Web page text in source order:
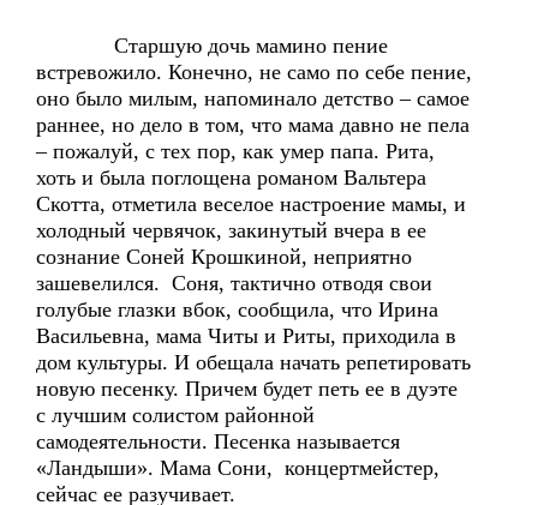
Старшую дочь мамино пение
встревожило. Конечно, не само по себе пение,
оно было милым, напоминало детство – самое
раннее, но дело в том, что мама давно не пела
– пожалуй, с тех пор, как умер папа. Рита,
хоть и была поглощена романом Вальтера
Скотта, отметила веселое настроение мамы, и
холодный червячок, закинутый вчера в ее
сознание Соней Крошкиной, неприятно
зашевелился. Соня, тактично отводя свои
голубые глазки вбок, сообщила, что Ирина
Васильевна, мама Читы и Риты, приходила в
дом культуры. И обещала начать репетировать
новую песенку. Причем будет петь ее в дуэте
с лучшим солистом районной
самодеятельности. Песенка называется
«Ландыши». Мама Сони, концертмейстер,
сейчас ее разучивает.